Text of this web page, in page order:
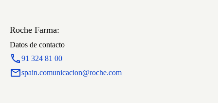
Roche Farma:
Datos de contacto
91 324 81 00
spain.comunicacion@roche.com